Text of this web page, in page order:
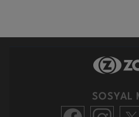
SOSYAL